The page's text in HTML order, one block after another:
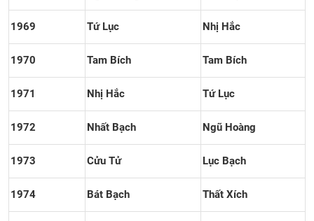
1969 Tứ Lục Nhị Hắc
1970 Tam Bích Tam Bích
1971 Nhị Hắc Tứ Lục
1972 Nhất Bạch Ngũ Hoàng
1973 Cửu Tử Lục Bạch
1974 Bát Bạch Thất Xích